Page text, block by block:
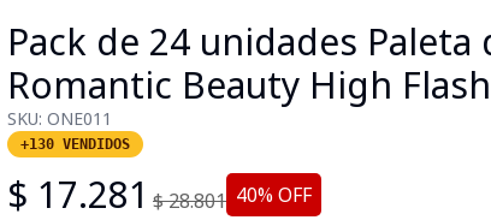
Pack de 24 unidades
Romantic Beauty High Flash
SKU: ONE011
+130 VENDIDOS
$ 17.281 $28.801 40% OFF